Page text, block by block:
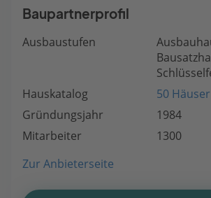
Baupartnerprofil
Ausbaustufen
Hauskatalog
50 Häuser
Gründungsjahr
1984
Mitarbeiter
1300
Zur Anbieterseite